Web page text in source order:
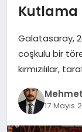
SAĞLIK
EĞITIM
Kutlama
Galatasaray,
coşkulu bir
kırmızılılar,
17 Mayıs